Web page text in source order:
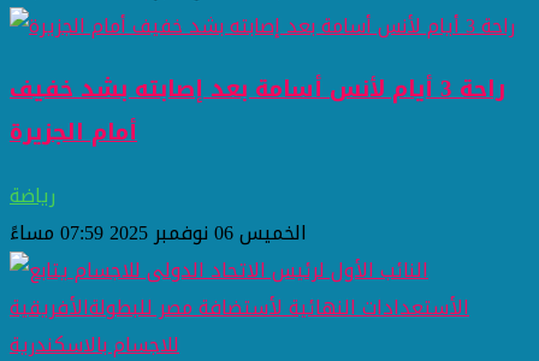
راحة 3 أيام لأنس أسامة بعد إصابته بشد خفيف
أمام الجزيرة
رياضة
الخميس 06 نوفمبر 2025 07:59 مساءً